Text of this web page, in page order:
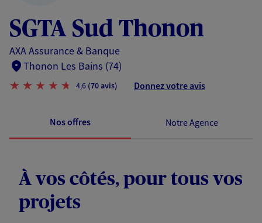
SGTA Sud Thonon
AXA Assurance & Banque
Thonon Les Bains (74)
4,6 (70 avis) Donnez votre avis
Nos offres Notre Agence
À vos côtés, pour tous vos
projets